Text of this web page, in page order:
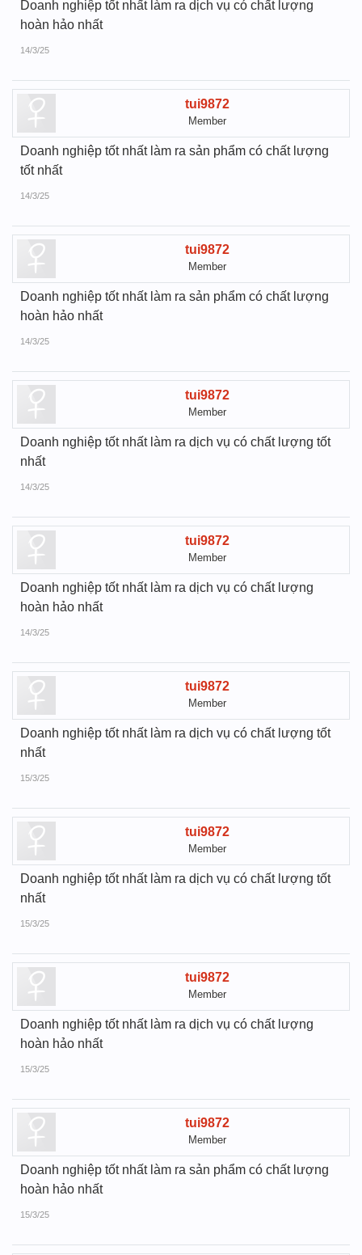
Doanh nghiệp tốt nhất làm ra dịch vụ có chất lượng
hoàn hảo nhất
14/3/25
tui9872
Member
Doanh nghiệp tốt nhất làm ra sản phẩm có chất lượng
tốt nhất
14/3/25
tui9872
Member
Doanh nghiệp tốt nhất làm ra sản phẩm có chất lượng
hoàn hảo nhất
14/3/25
tui9872
Member
Doanh nghiệp tốt nhất làm ra dịch vụ có chất lượng tốt
nhất
14/3/25
tui9872
Member
Doanh nghiệp tốt nhất làm ra dịch vụ có chất lượng
hoàn hảo nhất
14/3/25
tui9872
Member
Doanh nghiệp tốt nhất làm ra dịch vụ có chất lượng tốt
nhất
15/3/25
tui9872
Member
Doanh nghiệp tốt nhất làm ra dịch vụ có chất lượng tốt
nhất
15/3/25
tui9872
Member
Doanh nghiệp tốt nhất làm ra dịch vụ có chất lượng
hoàn hảo nhất
15/3/25
tui9872
Member
Doanh nghiệp tốt nhất làm ra sản phẩm có chất lượng
hoàn hảo nhất
15/3/25